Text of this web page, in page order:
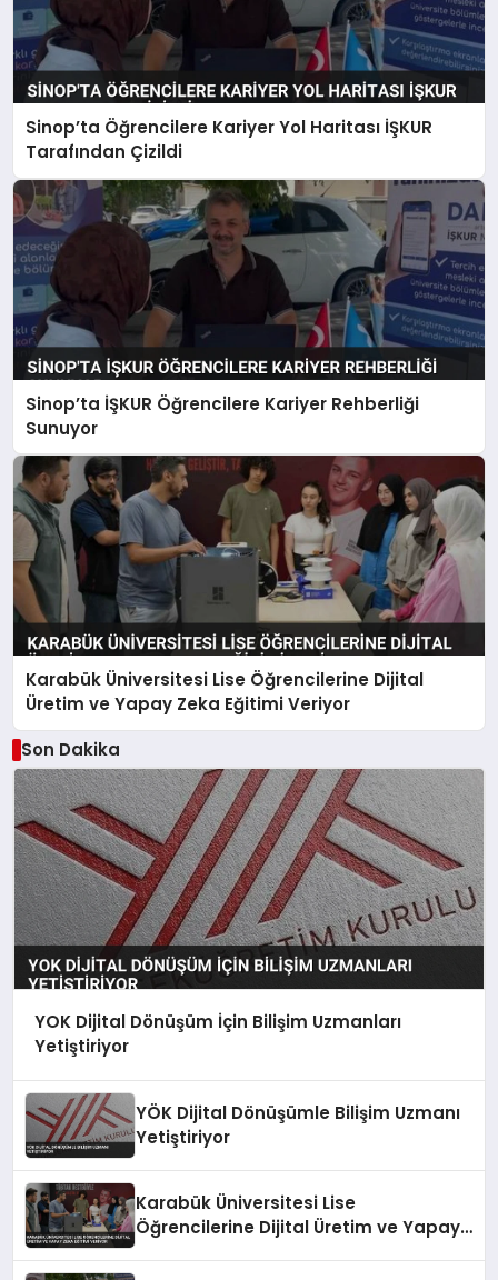
Sinop’ta Öğrencilere Kariyer Yol Haritası İŞKUR
Tarafından Çizildi
Sinop’ta İŞKUR Öğrencilere Kariyer Rehberliği
Sunuyor
Karabük Üniversitesi Lise Öğrencilerine Dijital
Üretim ve Yapay Zeka Eğitimi Veriyor
Son Dakika
YOK Dijital Dönüşüm İçin Bilişim Uzmanları
Yetiştiriyor
YÖK Dijital Dönüşümle Bilişim Uzmanı
Yetiştiriyor
Karabük Üniversitesi Lise
Öğrencilerine Dijital Üretim ve Yapay